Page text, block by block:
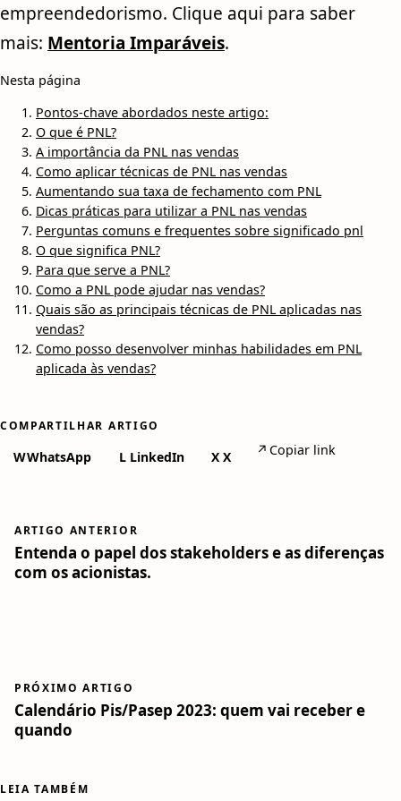
empreendedorismo. Clique aqui para saber
mais: Mentoria Imparáveis.
Nesta página
Pontos-chave abordados neste artigo:
O que é PNL?
A importância da PNL nas vendas
Como aplicar técnicas de PNL nas vendas
Aumentando sua taxa de fechamento com PNL
Dicas práticas para utilizar a PNL nas vendas
Perguntas comuns e frequentes sobre significado pnl
O que significa PNL?
Para que serve a PNL?
Como a PNL pode ajudar nas vendas?
Quais são as principais técnicas de PNL aplicadas nas
vendas?
Como posso desenvolver minhas habilidades em PNL
aplicada às vendas?
COMPARTILHAR ARTIGO
WWhatsApp L LinkedIn X X ↗ Copiar link
ARTIGO ANTERIOR
Entenda o papel dos stakeholders e as diferenças
com os acionistas.
PRÓXIMO ARTIGO
Calendário Pis/Pasep 2023: quem vai receber e
quando
LEIA TAMBÉM